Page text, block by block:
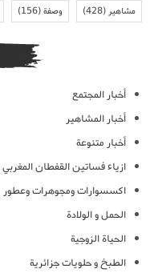
مشاهير(428) وصفة(156)
أخبار المجتمع
أخبار المشاهير
أخبار متنوعة
ازياء فساتين القفطان المغربي
اكسسوارات ومجوهرات وعطور
الحمل و الولادة
الحياة الزوجية
الطبخ و حلويات جزائرية